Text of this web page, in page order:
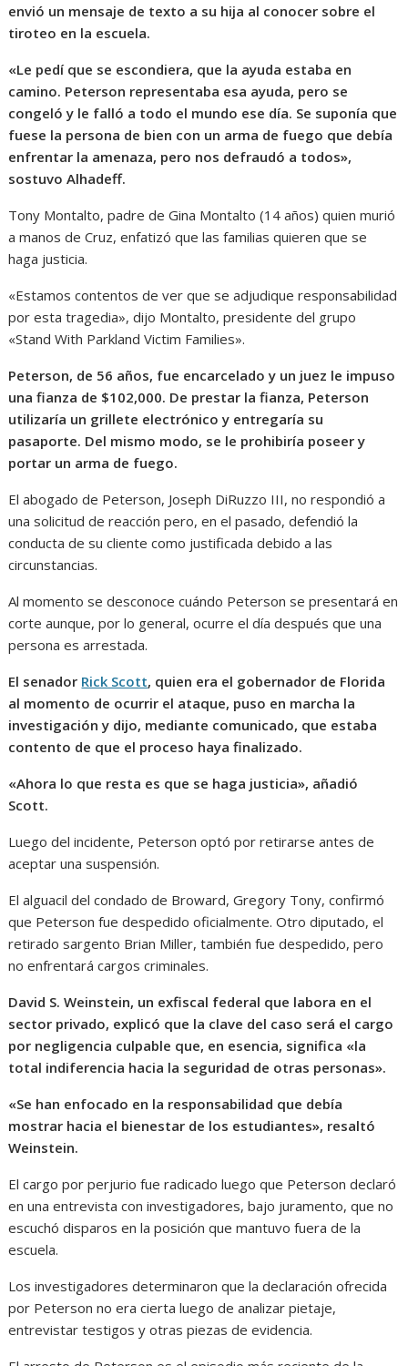
envió un mensaje de texto a su hija al conocer sobre el
tiroteo en la escuela.
«Le pedí que se escondiera, que la ayuda estaba en
camino. Peterson representaba esa ayuda, pero se
congeló y le falló a todo el mundo ese día. Se suponía que
fuese la persona de bien con un arma de fuego que debía
enfrentar la amenaza, pero nos defraudó a todos»,
sostuvo Alhadeff.
Tony Montalto, padre de Gina Montalto (14 años) quien murió
a manos de Cruz, enfatizó que las familias quieren que se
haga justicia.
«Estamos contentos de ver que se adjudique responsabilidad
por esta tragedia», dijo Montalto, presidente del grupo
«Stand With Parkland Victim Families».
Peterson, de 56 años, fue encarcelado y un juez le impuso
una fianza de $102,000. De prestar la fianza, Peterson
utilizaría un grillete electrónico y entregaría su
pasaporte. Del mismo modo, se le prohibiría poseer y
portar un arma de fuego.
El abogado de Peterson, Joseph DiRuzzo III, no respondió a
una solicitud de reacción pero, en el pasado, defendió la
conducta de su cliente como justificada debido a las
circunstancias.
Al momento se desconoce cuándo Peterson se presentará en
corte aunque, por lo general, ocurre el día después que una
persona es arrestada.
El senador Rick Scott, quien era el gobernador de Florida
al momento de ocurrir el ataque, puso en marcha la
investigación y dijo, mediante comunicado, que estaba
contento de que el proceso haya finalizado.
«Ahora lo que resta es que se haga justicia», añadió
Scott.
Luego del incidente, Peterson optó por retirarse antes de
aceptar una suspensión.
El alguacil del condado de Broward, Gregory Tony, confirmó
que Peterson fue despedido oficialmente. Otro diputado, el
retirado sargento Brian Miller, también fue despedido, pero
no enfrentará cargos criminales.
David S. Weinstein, un exfiscal federal que labora en el
sector privado, explicó que la clave del caso será el cargo
por negligencia culpable que, en esencia, significa «la
total indiferencia hacia la seguridad de otras personas».
«Se han enfocado en la responsabilidad que debía
mostrar hacia el bienestar de los estudiantes», resaltó
Weinstein.
El cargo por perjurio fue radicado luego que Peterson declaró
en una entrevista con investigadores, bajo juramento, que no
escuchó disparos en la posición que mantuvo fuera de la
escuela.
Los investigadores determinaron que la declaración ofrecida
por Peterson no era cierta luego de analizar pietaje,
entrevistar testigos y otras piezas de evidencia.